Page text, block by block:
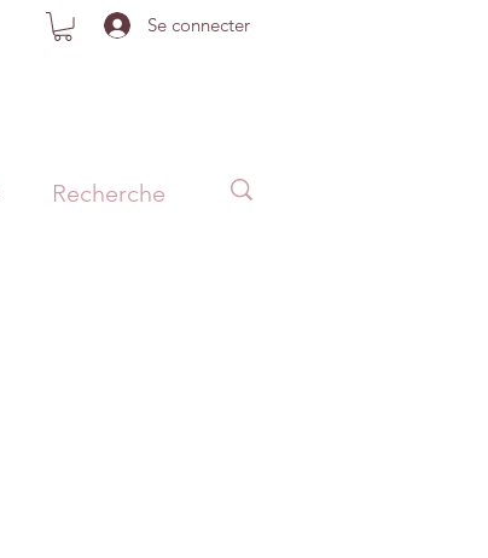
Se connecter